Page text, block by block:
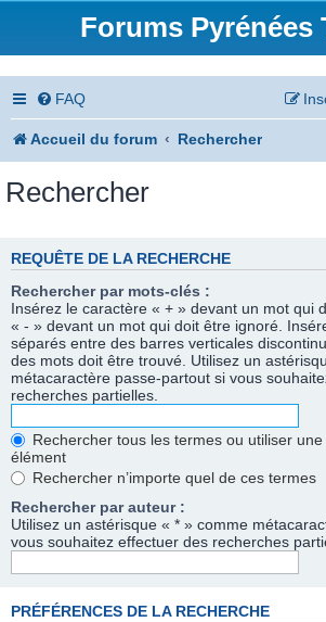
Forums Pyrénées
FAQ
Accueil du forum Rechercher
Rechercher
REQUÊTE DE LA RECHERCHE
Rechercher par mots-clés :
Insérez le caractère « + » devant un mot qui
« - » devant un mot qui doit être ignoré.
séparés entre des barres verticales
des mots doit être trouvé. Utilisez un
métacaractère passe-partout si vous
recherches partielles.
Rechercher tous les termes ou utiliser
élément
Rechercher n’importe quel de ces termes
Rechercher par auteur :
Utilisez un astérisque « * » comme
vous souhaitez effectuer des recherches
PRÉFÉRENCES DE LA RECHERCHE